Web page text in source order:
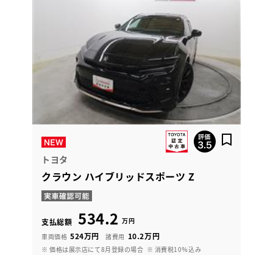
トヨタ
クラウン ハイブリッドスポーツ Z
支払総額 534.2 万円
車両価格 524万円 諸費用 10.2万円
※ 価格は展示店にて8月登録の場合 ※ 消費税10％込み